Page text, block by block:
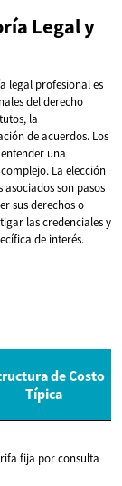
Legal y
legal profesional es
del derecho
la
de acuerdos. Los
una
La elección
son pasos
sus derechos o
las credenciales y
de interés.
de Costo
Típica
fija por consulta